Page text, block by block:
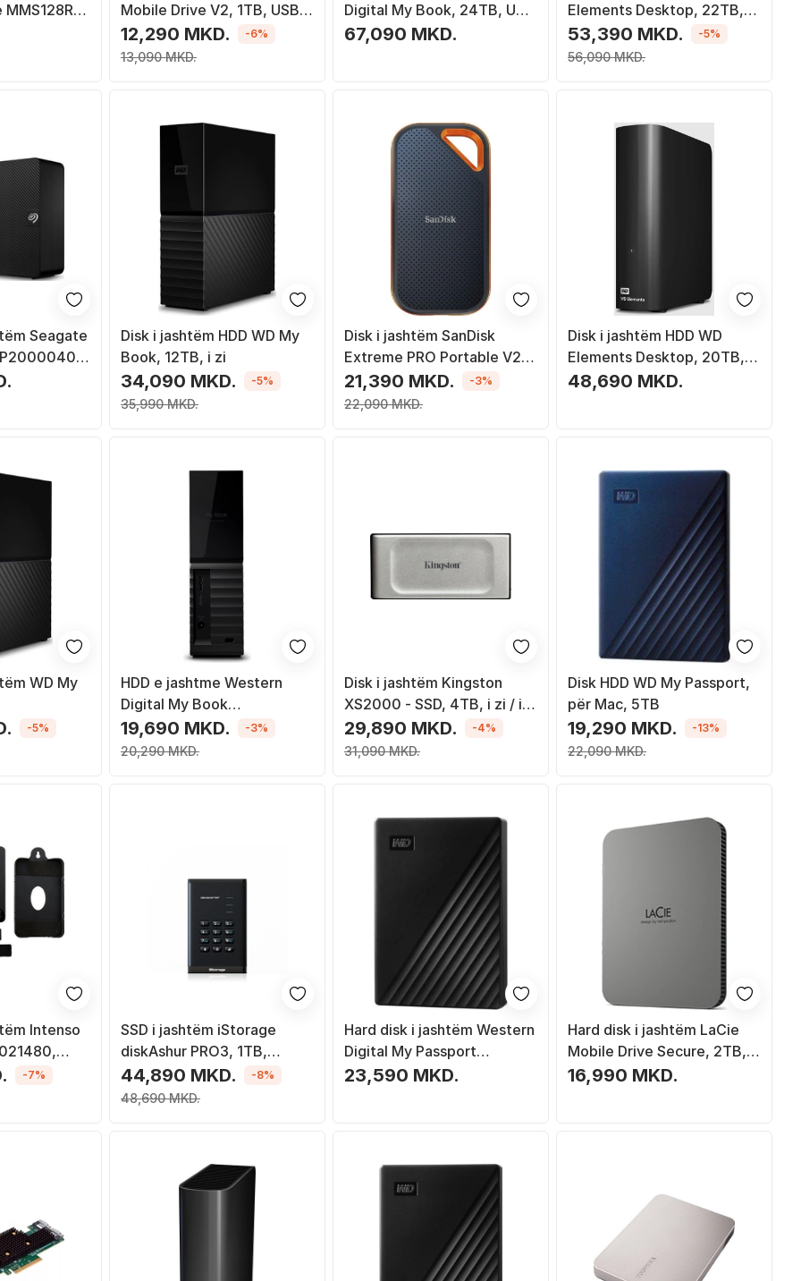
i kuq
Mobile Drive V2, 1TB, USB
C, argjendtë
12,290 MKD.
13,090 MKD.
-6%
Digital My Book, 24TB, USB
3.2 Gen 1, i zi
67,090 MKD.
Elements Desktop, 22TB,
USB 3.0, i zi
53,390 MKD.
56,090 MKD.
-5%
Seagate
1, 3.5", i
Disk i jashtëm HDD WD My
Book, 12TB, i zi
34,090 MKD.
35,990 MKD.
-5%
Disk i jashtëm SanDisk
Extreme PRO Portable V2
(SDSSDE81-1T00-G25), 1TB
21,390 MKD.
22,090 MKD.
-3%
Disk i jashtëm HDD WD
Elements Desktop, 20TB, i
zi
48,690 MKD.
WD My
-5%
HDD e jashtme Western
Digital My Book
(WDBBGB0060HBK-EESN),
6TB, e zezë
19,690 MKD.
20,290 MKD.
-3%
Disk i jashtëm Kingston
XS2000 - SSD, 4TB, i zi / i
hirtë
29,890 MKD.
31,090 MKD.
-4%
Disk HDD WD My Passport,
për Mac, 5TB
19,290 MKD.
22,090 MKD.
-13%
Intenso
i zi
-7%
SSD i jashtëm iStorage
diskAshur PRO3, 1TB,
portabël, i zi
44,890 MKD.
48,690 MKD.
-8%
Hard disk i jashtëm Western
Digital My Passport
WDBR9S0060BBK WESN,
23,590 MKD.
Hard disk i jashtëm LaCie
Mobile Drive Secure, 2TB,
USB Type C 3.2 Gen 1, gri
16,990 MKD.